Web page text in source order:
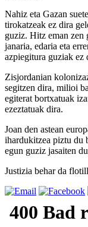
Nahiz eta Gazan
tirokatzeak ez dira
guziz. Hitz eman zen
janaria, edaria eta
azpiegitura guziak ez
Zisjordanian
segitzen dira, milioi
egiterat bortxatuak
ezeztatuak dira.
Joan den astean
ihardukitzea piztu du
egun guziz jasaiten
Justizia behar da